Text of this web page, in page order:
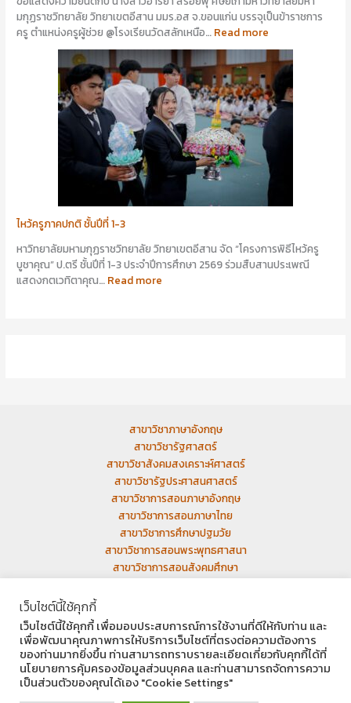
มกุฏราชวิทยาลัย วิทยาเขตอีสาน มมร.อส จ.ขอนแก่น บรรจุเป็นข้าราชการ
ครู ตำแหน่งครูผู้ช่วย @โรงเรียนวัดสลักเหนือ… Read more
ไหว้ครูภาคปกติ ชั้นปีที่ 1-3
หาวิทยาลัยมหามกุฏราชวิทยาลัย วิทยาเขตอีสาน จัด “โครงการพิธีไหว้ครู
บูชาคุณ” ป.ตรี ชั้นปีที่ 1-3 ประจำปีการศึกษา 2569 ร่วมสืบสานประเพณี
แสดงกตเวทิตาคุณ… Read more
สาขาวิชาภาษาอังกฤษ
สาขาวิชารัฐศาสตร์
สาขาวิชาสังคมสงเคราะห์ศาสตร์
สาขาวิชารัฐประศาสนศาสตร์
สาขาวิชาการสอนภาษาอังกฤษ
สาขาวิชาการสอนภาษาไทย
สาขาวิชาการศึกษาปฐมวัย
สาขาวิชาการสอนพระพุทธศาสนา
สาขาวิชาการสอนสังคมศึกษา
Facebook Instagram
YouTube
Copyright © 2026 มหาวิทยาลัยมหามกุฏราชวิทยาลัย วิทยาเขตอีสาน มมร.อส |
เว็บไซต์นี้ใช้คุกกี้
เว็บไซต์นี้ใช้คุกกี้ เพื่อมอบประสบการณ์การใช้งานที่ดีให้กับท่าน และ
เพื่อพัฒนาคุณภาพการให้บริการเว็บไซต์ที่ตรงต่อความต้องการ
ของท่านมากยิ่งขึ้น ท่านสามารถทราบรายละเอียดเกี่ยวกับคุกกี้ได้ที่
นโยบายการคุ้มครองข้อมูลส่วนบุคคล และท่านสามารถจัดการความ
เป็นส่วนตัวของคุณได้เอง "Cookie Settings"